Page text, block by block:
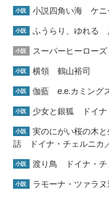
小説 小説四角い海 ケニ
小説 ふうらり、ゆれる
小説 スーパーヒーロー
小説 横領 鶴山裕司
小説 伽藍 e.e.カミング
小説 少女と銀狐 ドイナ
小説
実のにがい桜の木
話 ドイナ・チェルニカ
小説 渡り鳥 ドイナ・チ
小説 ラモーナ・ツァラ